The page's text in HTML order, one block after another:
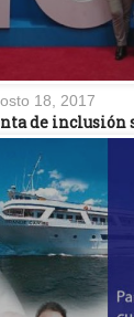
18, 2017
de inclusión